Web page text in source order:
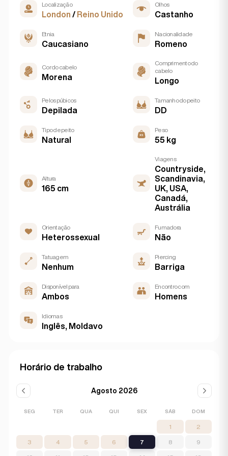
Localização
London / Reino Unido
Olhos
Castanho
Etnia
Caucasiano
Nacionalidade
Romeno
Cor do cabelo
Morena
Comprimento do
cabelo
Longo
Pelos púbicos
Depilada
Tamanho do peito
DD
Tipo de peito
Natural
Peso
55 kg
Altura
165 cm
Viagens
Countryside,
Scandinavia,
UK, USA,
Canadá,
Austrália
Orientação
Heterossexual
Fumadora
Não
Tatuagem
Nenhum
Piercing
Barriga
Disponível para
Ambos
Encontro com
Homens
Idiomas
Inglês, Moldavo
Horário de trabalho
Agosto 2026
SEG TER QUA QUI SEX SÁB DOM
1 2
3 4 5 6 7 8 9